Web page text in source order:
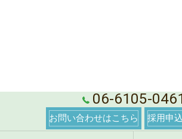
06-6105-
お問い合わせはこちら 採用申